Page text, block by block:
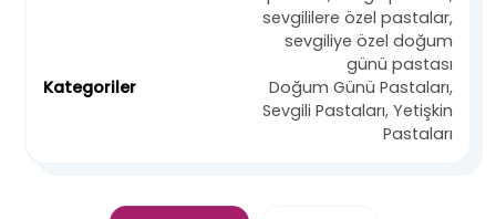
sevgililere özel pastalar,
sevgiliye özel doğum
günü pastası
Kategoriler
Doğum Günü Pastaları,
Sevgili Pastaları, Yetişkin
Pastaları